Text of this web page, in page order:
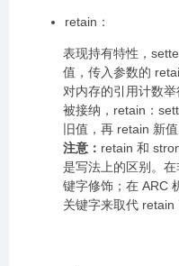
retain：
表现持有特性，
值，传入参数的
对内存的引用计数
被接纳，retain：
旧值，再 retain 新值
注意： retain 和
是写法上的区别。
键字修饰；在 ARC
关键字来取代 retain